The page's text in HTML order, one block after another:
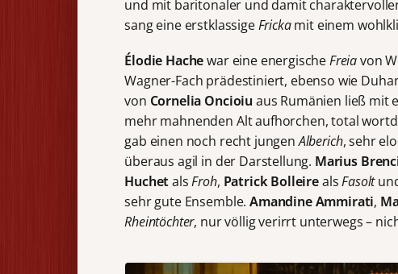
und mit baritonaler und damit
sang eine erstklassigeFrickamit einem
Élodie Hachewar eine energischeFreiavon
Wagner-Fach prädestiniert, ebenso wie
von Cornelia Oncioiu aus Rumänien ließ mit
mehr mahnenden Alt aufhorchen, total
gab einen noch recht jungenAlberich, sehr
überaus agil in der Darstellung. Marius
HuchetalsFroh, Patrick BolleirealsFasolt
sehr gute Ensemble.Amandine Ammirati,
Rheintöchter, nur völlig verirrt unterwegs –